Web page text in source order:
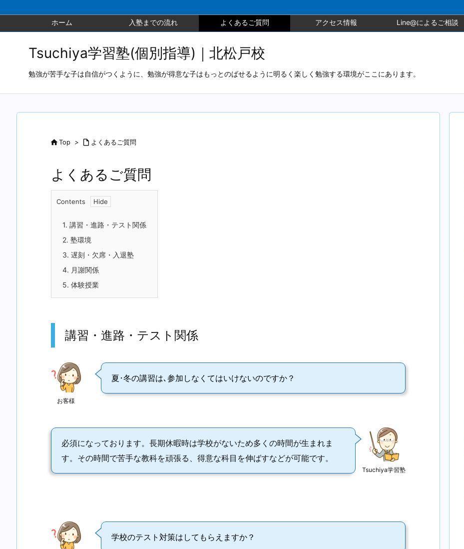
ホーム 入塾までの流れ よくあるご質問 アクセス情報 Line@によるご相談
Tsuchiya学習塾(個別指導)｜北松戸校
勉強が苦手な子は自信がつくように、勉強が得意な子はもっとのばせるように明るく楽しく勉強する環境がここにあります。
Top >  よくあるご質問
よくあるご質問
Contents
1. 講習・進路・テスト関係
2. 塾環境
3. 遅刻・欠席・入退塾
4. 月謝関係
5. 体験授業
講習・進路・テスト関係
お客様
夏･冬の講習は､参加しなくてはいけないのですか？
Tsuchiya学習塾
必須になっております。長期休暇時は学校がないため多くの時間が生まれま
す。その時間で苦手な教科を頑張る、得意な科目を伸ばすなどが可能です。
学校のテスト対策はしてもらえますか？